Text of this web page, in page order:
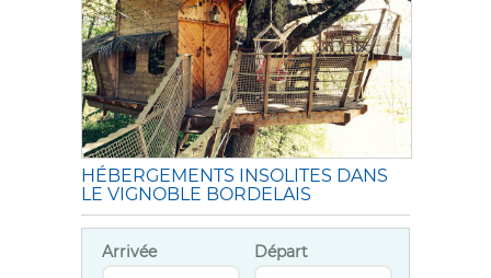
HÉBERGEMENTS INSOLITES DANS
LE VIGNOBLE BORDELAIS
Arrivée Départ